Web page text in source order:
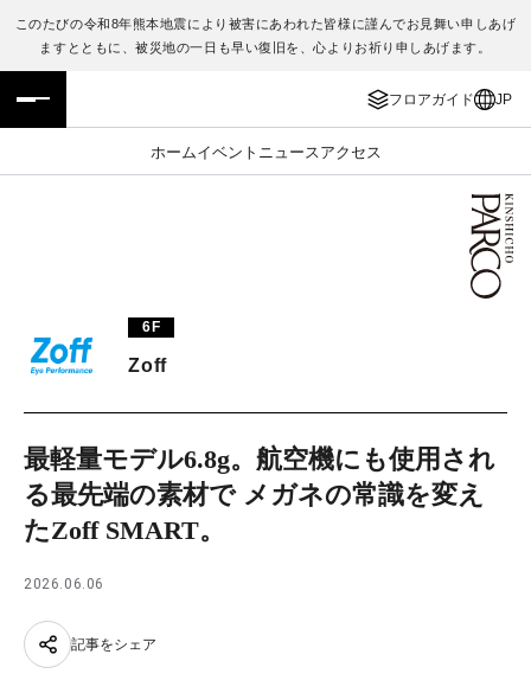
このたびの令和8年熊本地震により被害にあわれた皆様に謹んでお見舞い申しあげ
ますとともに、被災地の一日も早い復旧を、心よりお祈り申しあげます。
フロアガイド JP
ホームイベント ニュース アクセス
フロアガイド
施設案内・アクセス
TAX FREE
JP
ENGLISH
繁体字
日本語
6F
Zoff
最軽量モデル6.8g。航空機にも使用され
る最先端の素材で メガネの常識を変え
たZoff SMART。
2026.06.06
記事をシェア